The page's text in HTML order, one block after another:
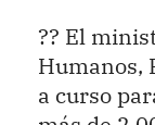
?? El
Humanos,
a curso